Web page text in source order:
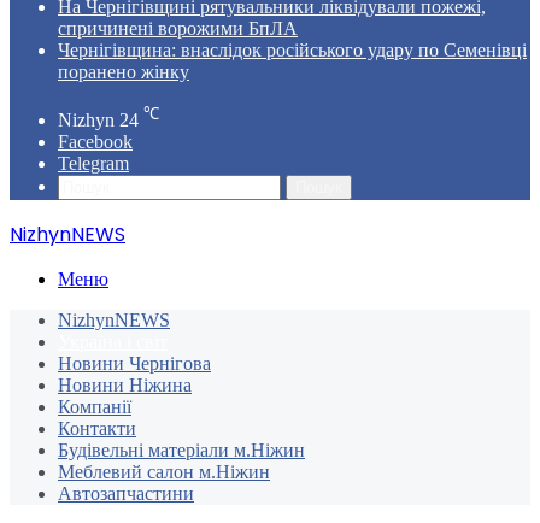
На Чернігівщині рятувальники ліквідували пожежі,
спричинені ворожими БпЛА
Чернігівщина: внаслідок російського удару по Семенівці
поранено жінку
Nizhyn 24 ℃
Facebook
Telegram
NizhynNEWS
Меню
NizhynNEWS
Новини Чернігова
Новини Ніжина
Компанії
Контакти
Будівельні матеріали м.Ніжин
Меблевий салон м.Ніжин
Автозапчастини